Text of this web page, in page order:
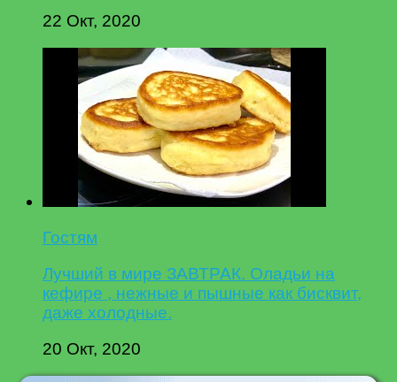
22 Окт, 2020
Гостям
Лучший в мире ЗАВТРАК. Оладьи на
кефире , нежные и пышные как бисквит,
даже холодные.
20 Окт, 2020